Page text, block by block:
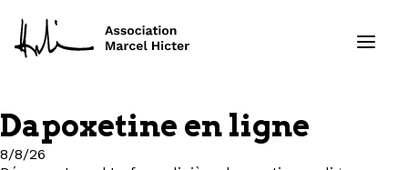
Formations
Dapoxetine en ligne
8/8/26